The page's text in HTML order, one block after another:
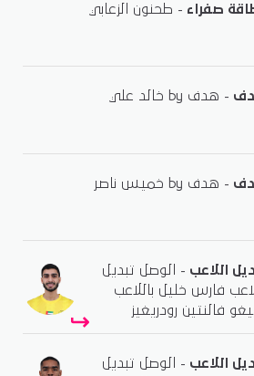
صفراء - طحنون الزعابي
- هدف by خالد علي
- هدف by خميس ناصر
اللاعب - الوصل تبديل
فارس خليل باللاعب
فالنتين رودريغيز
اللاعب - الوصل تبديل